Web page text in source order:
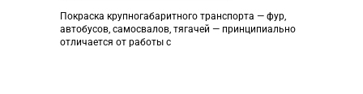
Покраска крупногабаритного транспорта — фур,
автобусов, самосвалов, тягачей — принципиально
отличается от работы с